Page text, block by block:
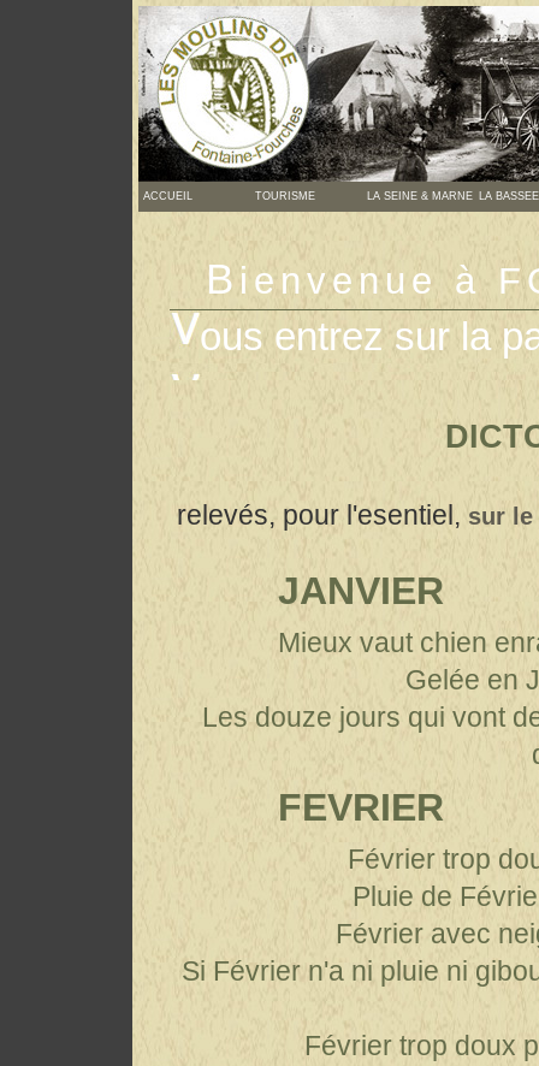
ACCUEIL TOURISME LA SEINE & MARNE LA BASSEE
B ienvenue à
ous entrez sur la
relevés, pour l'esentiel, sur le
JANVIER
Mieux vaut chien
Gelée en
Les douze jours qui vont
FEVRIER
Février trop
Pluie de
Février avec
Si Février n'a ni pluie ni
Février trop doux